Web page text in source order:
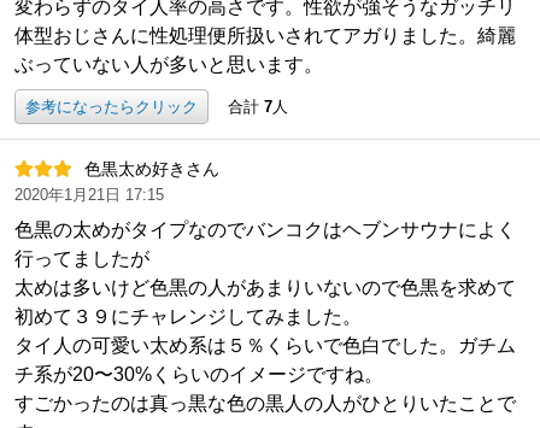
変わらずのタイ人率の高さです。性欲が強そうなガッチリ
体型おじさんに性処理便所扱いされてアガりました。綺麗
ぶっていない人が多いと思います。
参考になったらクリック 合計 7 人
色黒太め好きさん
2020年1月21日 17:15
色黒の太めがタイプなのでバンコクはヘブンサウナによく
行ってましたが
太めは多いけど色黒の人があまりいないので色黒を求めて
初めて３９にチャレンジしてみました。
タイ人の可愛い太め系は５％くらいで色白でした。ガチム
チ系が20〜30%くらいのイメージですね。
すごかったのは真っ黒な色の黒人の人がひとりいたことで